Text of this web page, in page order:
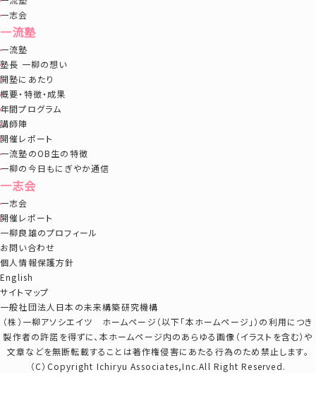
一志会
一流塾
一流塾
塾長 一柳の想い
開塾にあたり
概要・特徴・成果
年間プログラム
講師陣
開催レポート
一流塾のOB生の特徴
一柳の今日もにぎやか通信
一志会
一志会
開催レポート
一柳良雄のプロフィール
お問い合わせ
個人情報保護方針
English
サイトマップ
一般社団法人日本の未来構築研究機構
（株）一柳アソシエイツ ホームページ（以下「本ホームページ」）の利用につき
製作者の許諾を得ずに、本ホームページ内のあらゆる画像（イラストを含む）や
文章などを無断転載することは著作権侵害にあたる行為のため禁止します。
（C）Copyright Ichiryu Associates,Inc.All Right Reserved.